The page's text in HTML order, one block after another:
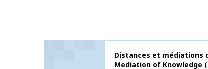
Publication name
Distances et médiations
Mediation of Knowledge